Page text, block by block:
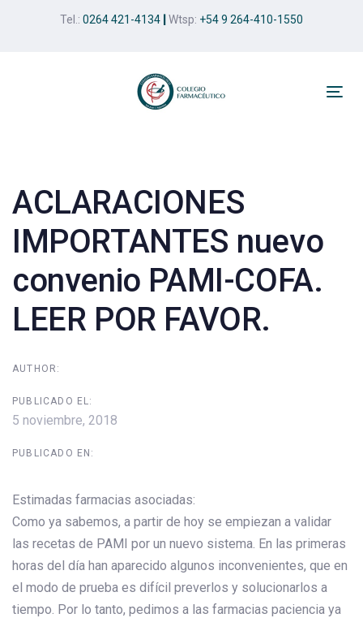
Tel.: 0264 421-4134 Wtsp: +54 9 264-410-1550
ACLARACIONES
IMPORTANTES nuevo
convenio PAMI-COFA.
LEER POR FAVOR.
AUTHOR:
PUBLICADO EL:
5 noviembre, 2018
PUBLICADO EN:
Estimadas farmacias asociadas:
Como ya sabemos, a partir de hoy se empiezan a validar
las recetas de PAMI por un nuevo sistema. En las primeras
horas del día han aparecido algunos inconvenientes, que en
el modo de prueba es difícil preverlos y solucionarlos a
tiempo. Por lo tanto, pedimos a las farmacias paciencia ya
navigation